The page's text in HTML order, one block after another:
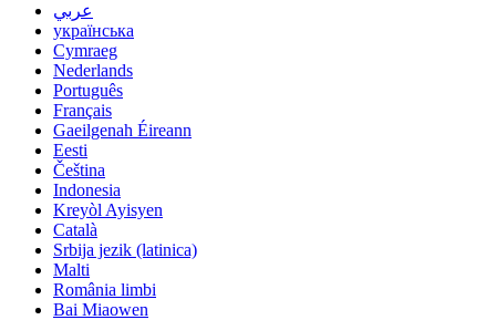
عربي
українська
Cymraeg
Nederlands
Português
Français
Gaeilgenah Éireann
Eesti
Čeština
Indonesia
Kreyòl Ayisyen
Català
Srbija jezik (latinica)
Malti
România limbi
Bai Miaowen